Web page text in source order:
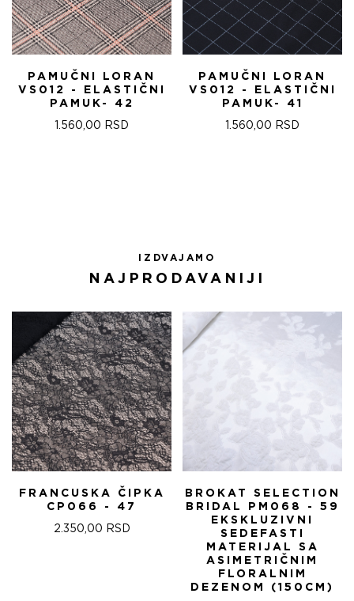
PAMUČNI LORAN
VS012 - ELASTIČNI
PAMUK- 42
1.560,00 RSD
PAMUČNI LORAN
VS012 - ELASTIČNI
PAMUK- 41
1.560,00 RSD
IZDVAJAMO
NAJPRODAVANIJI
FRANCUSKA ČIPKA
CP066 - 47
2.350,00 RSD
BROKAT SELECTION
BRIDAL PM068 - 59
EKSKLUZIVNI
SEDEFASTI
MATERIJAL SA
ASIMETRIČNIM
FLORALNIM
DEZENOM (150CM)